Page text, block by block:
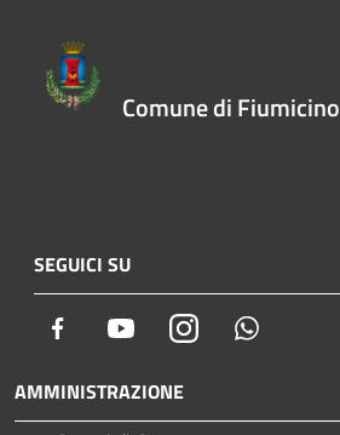
Comune di Fiumicino
SEGUICI SU
Facebook YoutubeInstagram
AMMINISTRAZIONE